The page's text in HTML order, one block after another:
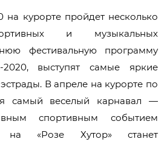
на курорте пройдет несколько
и музыкальных
фестивальную программу
2020, выступят самые яркие
В апреле на курорте по
самый веселый карнавал —
спортивным событием
на «Розе Хутор» станет